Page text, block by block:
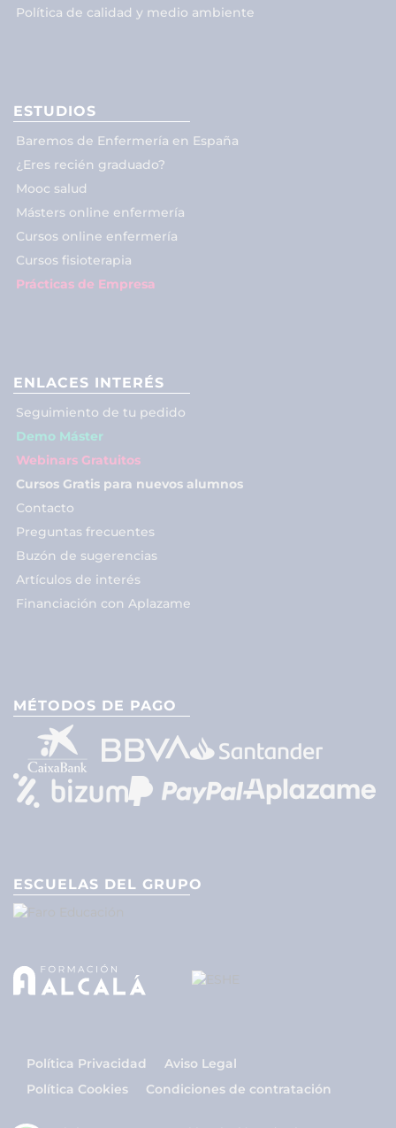
Política de calidad y medio ambiente
ESTUDIOS
Baremos de Enfermería en España
¿Eres recién graduado?
Mooc salud
Másters online enfermería
Cursos online enfermería
Cursos fisioterapia
Prácticas de Empresa
ENLACES INTERÉS
Seguimiento de tu pedido
Demo Máster
Webinars Gratuitos
Cursos Gratis para nuevos alumnos
Contacto
Preguntas frecuentes
Buzón de sugerencias
Artículos de interés
Financiación con Aplazame
MÉTODOS DE PAGO
ESCUELAS DEL GRUPO
Política Privacidad
Aviso Legal
Política Cookies
Condiciones de contratación